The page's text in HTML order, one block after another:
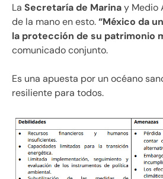
La Secretaría de Marinay Medio
de la mano en esto.“México da
la protección de su patrimonio
comunicado conjunto.
Es una apuesta por un océano
resiliente para todos.